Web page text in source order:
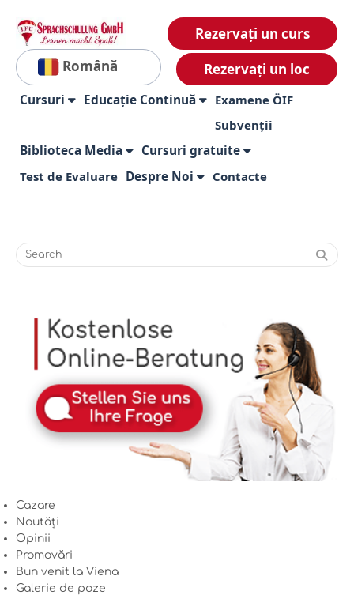
Română
Rezervați un curs
Rezervați un loc
Cursuri Educație Continuă
Examene ÖIF
Subvenții
Biblioteca Media Cursuri gratuite
Test de Evaluare Despre Noi Contacte
Cazare
Noutăți
Opinii
Promovări
Bun venit la Viena
Galerie de poze